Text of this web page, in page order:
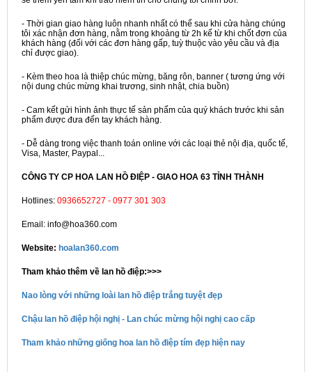
- Thời gian giao hàng luôn nhanh nhất có thể sau khi cửa hàng chúng
tôi xác nhận đơn hàng, nằm trong khoảng từ 2h kể từ khi chốt đơn của
khách hàng (đối với các đơn hàng gấp, tuỳ thuộc vào yêu cầu và địa
chỉ được giao).
- Kèm theo hoa là thiệp chúc mừng, băng rôn, banner ( tương ứng với
nội dung chúc mừng khai trương, sinh nhật, chia buồn)
- Cam kết gửi hình ảnh thực tế sản phẩm của quý khách trước khi sản
phẩm được đưa đến tay khách hàng.
- Dễ dàng trong việc thanh toán online với các loại thẻ nội địa, quốc tế,
Visa, Master, Paypal...
CÔNG TY CP HOA LAN HỒ ĐIỆP - GIAO HOA 63 TỈNH THÀNH
Hotlines: 0936652727 - 0977 301 303
Email: info@hoa360.com
Website: hoalan360.com
Tham khảo thêm về lan hồ điệp:>>>
Nao lòng với những loài lan hồ điệp trắng tuyệt đẹp
Chậu lan hồ điệp hội nghị - Lan chúc mừng hội nghị cao cấp
Tham khảo những giống hoa lan hồ điệp tím đẹp hiện nay